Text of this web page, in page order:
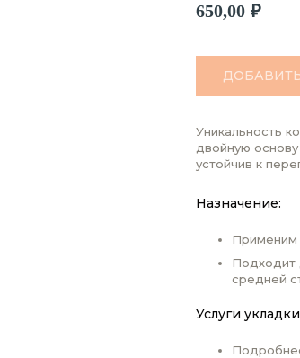
650,00 ₽
Уникальность
двойную основу
устойчив к
Назначение:
Применим
Подходит
средней
Услуги